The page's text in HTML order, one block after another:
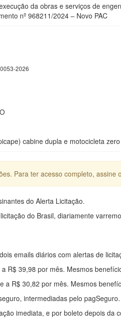
da obras e serviços de
nº 968211/2024 – Novo PAC
2026
cabine dupla e motocicleta
Para ter acesso completo, assine
do Alerta Licitação.
do Brasil, diariamente
emails diários com alertas de
R$ 39,98 por mês. Mesmos
a R$ 30,82 por mês. Mesmos
intermediadas pelo pagSeguro.
imediata, e por boleto depois da